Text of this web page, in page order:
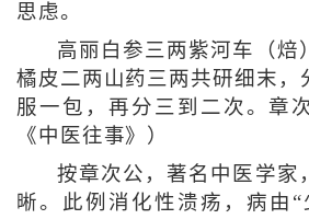
思虑。
高丽白参三两紫河车（焙
橘皮二两山药三两共研细末，
服一包，再分三到二次。章
《中医往事》）
按章次公，著名中医学家
晰。此例消化性溃疡，病由“